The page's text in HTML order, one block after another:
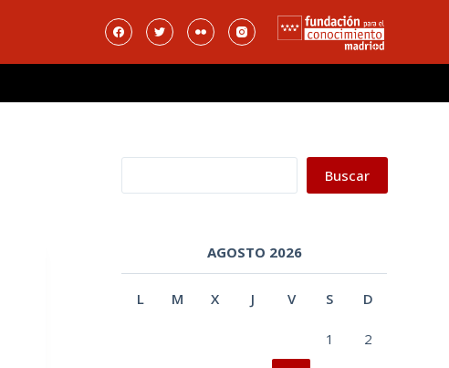
Buscar
AGOSTO 2026
L M X J V S D
1 2